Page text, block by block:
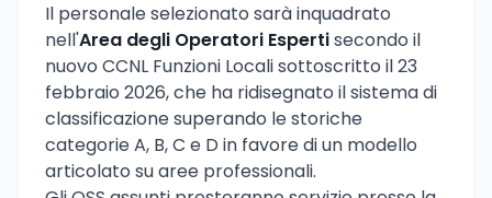
Il personale selezionato sarà inquadrato
nell'Area degli Operatori Espertisecondo il
nuovo CCNL Funzioni Locali sottoscritto il 23
febbraio 2026, che ha ridisegnato il sistema di
classificazione superando le storiche
categorie A, B, C e D in favore di un modello
articolato su aree professionali.